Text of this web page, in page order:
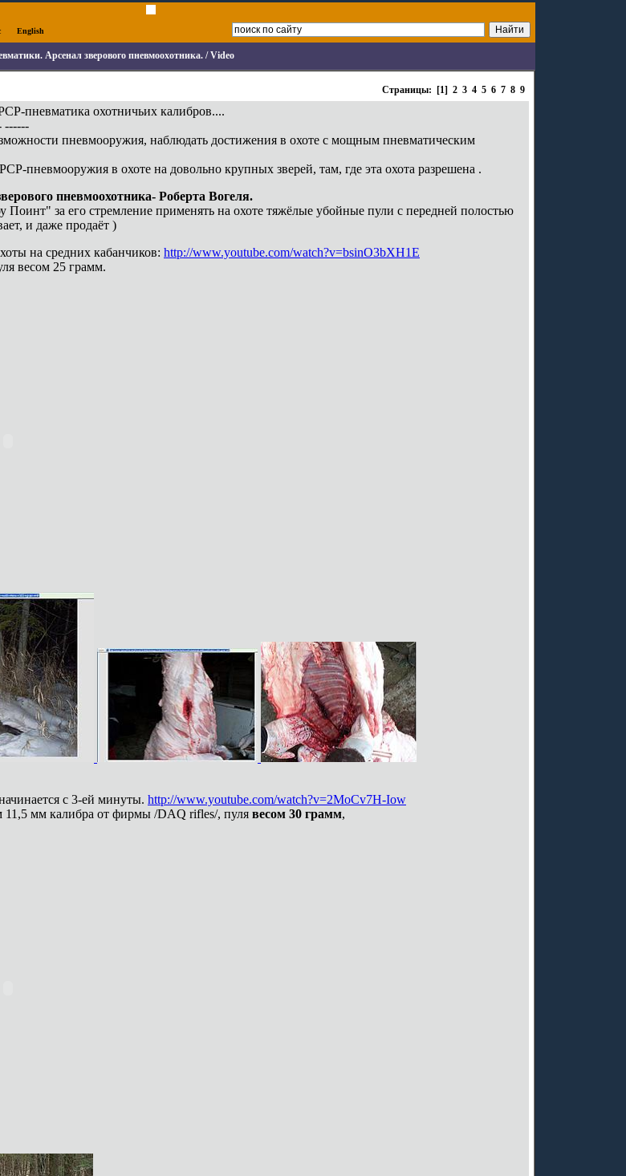
English
Арсенал зверового пневмоохотника. / Video
Страницы: [1] 2 3 4 5 6 7 8 9
пневматика охотничьих калибров....
------
пневмооружия, наблюдать достижения в охоте с мощным пневматическим
пневмооружия в охоте на довольно крупных зверей, там, где эта охота разрешена .
пневмоохотника- Роберта Вогеля.
Поинт" за его стремление применять на охоте тяжёлые убойные пули с передней полостью
и даже продаёт )
на средних кабанчиков: http://www.youtube.com/watch?v=bsinO3bXH1E
весом 25 грамм.
с 3-ей минуты. http://www.youtube.com/watch?v=2MoCv7H-Iow
мм калибра от фирмы /DAQ rifles/, пуля весом 30 грамм,